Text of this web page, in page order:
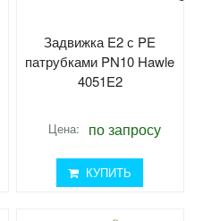
Задвижка E2 с PE
патрубками PN10 Hawle
4051E2
Цена: по запросу
КУПИТЬ